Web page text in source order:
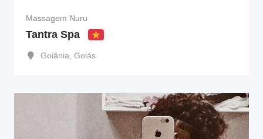
Massagem Nuru
Tantra Spa
Goiânia Goiás